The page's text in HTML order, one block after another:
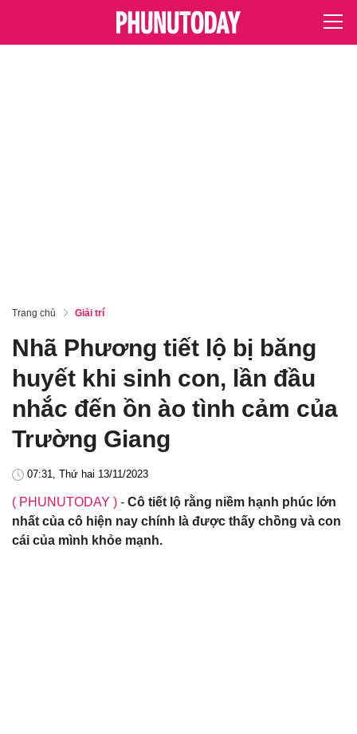
Trang chủ Giải trí
Nhã Phương tiết lộ bị băng
huyết khi sinh con, lần đầu
nhắc đến ồn ào tình cảm của
Trường Giang
07:31, Thứ hai 13/11/2023
( PHUNUTODAY ) - Cô tiết lộ rằng niềm hạnh phúc lớn
nhất của cô hiện nay chính là được thấy chồng và con
cái của mình khỏe mạnh.